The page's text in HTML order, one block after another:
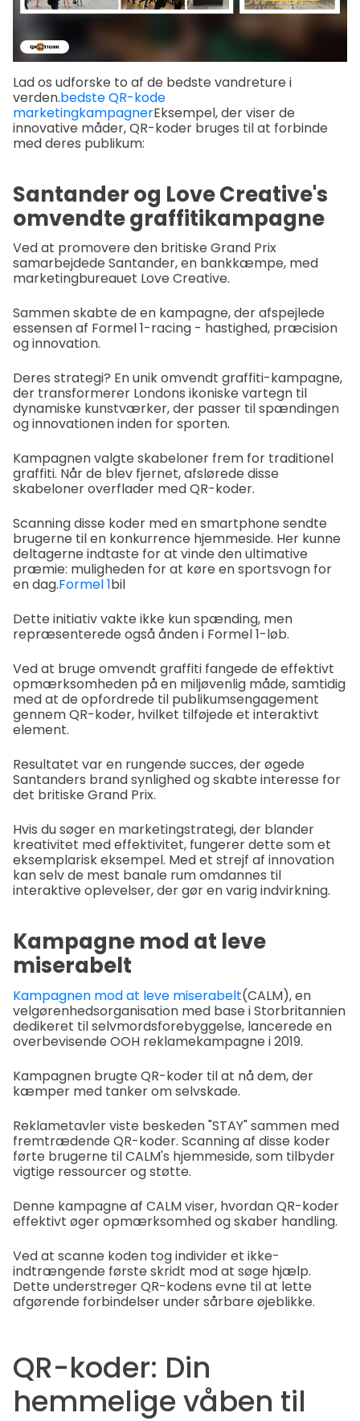
Lad os udforske to af de bedste vandreture i
verden.bedste QR-kode
marketingkampagnerEksempel, der viser de
innovative måder, QR-koder bruges til at forbinde
med deres publikum:
Santander og Love Creative's
omvendte graffitikampagne
Ved at promovere den britiske Grand Prix
samarbejdede Santander, en bankkæmpe, med
marketingbureauet Love Creative.
Sammen skabte de en kampagne, der afspejlede
essensen af Formel 1-racing - hastighed, præcision
og innovation.
Deres strategi? En unik omvendt graffiti-kampagne,
der transformerer Londons ikoniske vartegn til
dynamiske kunstværker, der passer til spændingen
og innovationen inden for sporten.
Kampagnen valgte skabeloner frem for traditionel
graffiti. Når de blev fjernet, afslørede disse
skabeloner overflader med QR-koder.
Scanning disse koder med en smartphone sendte
brugerne til en konkurrence hjemmeside. Her kunne
deltagerne indtaste for at vinde den ultimative
præmie: muligheden for at køre en sportsvogn for
en dag.Formel 1bil
Dette initiativ vakte ikke kun spænding, men
repræsenterede også ånden i Formel 1-løb.
Ved at bruge omvendt graffiti fangede de effektivt
opmærksomheden på en miljøvenlig måde, samtidig
med at de opfordrede til publikumsengagement
gennem QR-koder, hvilket tilføjede et interaktivt
element.
Resultatet var en rungende succes, der øgede
Santanders brand synlighed og skabte interesse for
det britiske Grand Prix.
Hvis du søger en marketingstrategi, der blander
kreativitet med effektivitet, fungerer dette som et
eksemplarisk eksempel. Med et strejf af innovation
kan selv de mest banale rum omdannes til
interaktive oplevelser, der gør en varig indvirkning.
Kampagne mod at leve
miserabelt
Kampagnen mod at leve miserabelt(CALM), en
velgørenhedsorganisation med base i Storbritannien
dedikeret til selvmordsforebyggelse, lancerede en
overbevisende OOH reklamekampagne i 2019.
Kampagnen brugte QR-koder til at nå dem, der
kæmper med tanker om selvskade.
Reklametavler viste beskeden "STAY" sammen med
fremtrædende QR-koder. Scanning af disse koder
førte brugerne til CALM's hjemmeside, som tilbyder
vigtige ressourcer og støtte.
Denne kampagne af CALM viser, hvordan QR-koder
effektivt øger opmærksomhed og skaber handling.
Ved at scanne koden tog individer et ikke-
indtrængende første skridt mod at søge hjælp.
Dette understreger QR-kodens evne til at lette
afgørende forbindelser under sårbare øjeblikke.
QR-koder: Din
hemmelige våben til